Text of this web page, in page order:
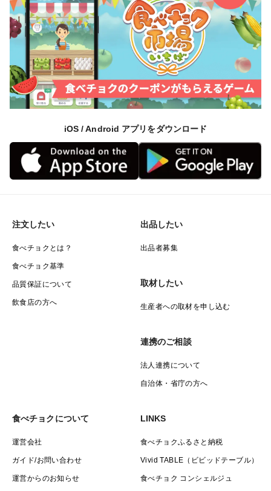
iOS / Android アプリをダウンロード
注文したい
食べチョクとは？
食べチョク基準
品質保証について
飲食店の方へ
出品したい
出品者募集
取材したい
生産者への取材を申し込む
連携のご相談
法人連携について
自治体・省庁の方へ
食べチョクについて
運営会社
ガイド/お問い合わせ
運営からのお知らせ
LINKS
食べチョクふるさと納税
Vivid TABLE（ビビッドテーブル）
食べチョク コンシェルジュ